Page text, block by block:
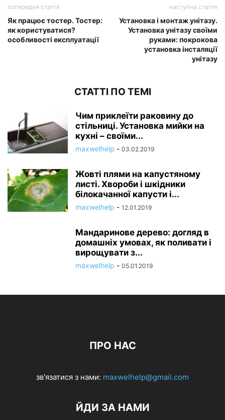
попередня стаття
Як працює тостер. Тостер:
як користуватися?
особливості експлуатації
наступна стаття
Установка і монтаж унітазу.
Установка унітазу своїми
руками: покрокова
установка інсталяції
унітазу
СТАТТІ ПО ТЕМІ
Чим приклеїти раковину до
стільниці. Установка мийки на
кухні – своїми...
maxwelhelp - 03.02.2019
Жовті плями на капустяному
листі. Хвороби і шкідники
білокачанної капусти і...
maxwelhelp - 12.01.2019
Мандаринове дерево: догляд в
домашніх умовах, як поливати і
вирощувати з...
maxwelhelp - 05.01.2019
ПРО НАС
зв'язатися з нами: maxwelhelp@gmail.com
ЙДИ ЗА НАМИ